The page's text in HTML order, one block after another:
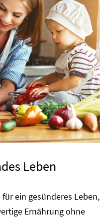
Leben
ein gesünderes Leben,
Ernährung ohne